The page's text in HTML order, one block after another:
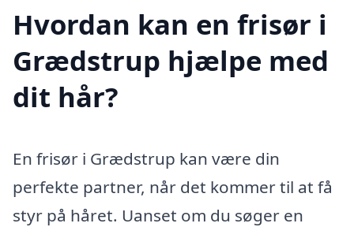
Hvordan kan en frisør i
Grædstrup hjælpe med
dit hår?
En frisør i Grædstrup kan være din
perfekte partner, når det kommer til at få
styr på håret. Uanset om du søger en